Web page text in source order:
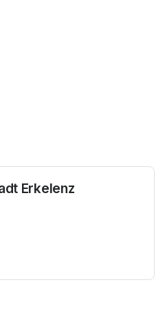
Erkelenz